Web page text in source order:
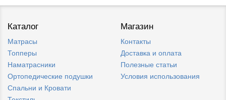
Каталог
Матрасы
Топперы
Наматрасники
Ортопедические подушки
Спальни и Кровати
Магазин
Контакты
Доставка и оплата
Полезные статьи
Условия использования